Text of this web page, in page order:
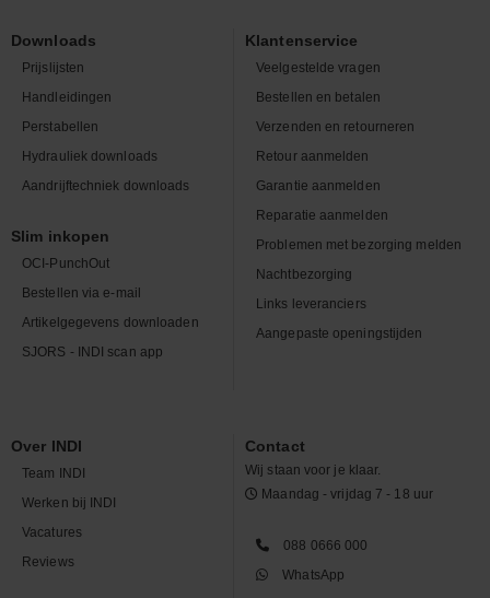
Downloads
Prijslijsten
Handleidingen
Perstabellen
Hydrauliek downloads
Aandrijftechniek downloads
Slim inkopen
OCI-PunchOut
Bestellen via e-mail
Artikelgegevens downloaden
SJORS - INDI scan app
Klantenservice
Veelgestelde vragen
Bestellen en betalen
Verzenden en retourneren
Retour aanmelden
Garantie aanmelden
Reparatie aanmelden
Problemen met bezorging melden
Nachtbezorging
Links leveranciers
Aangepaste openingstijden
Over INDI
Team INDI
Werken bij INDI
Vacatures
Reviews
Contact
Wij staan voor je klaar.
Maandag - vrijdag 7 - 18 uur
088 0666 000
WhatsApp